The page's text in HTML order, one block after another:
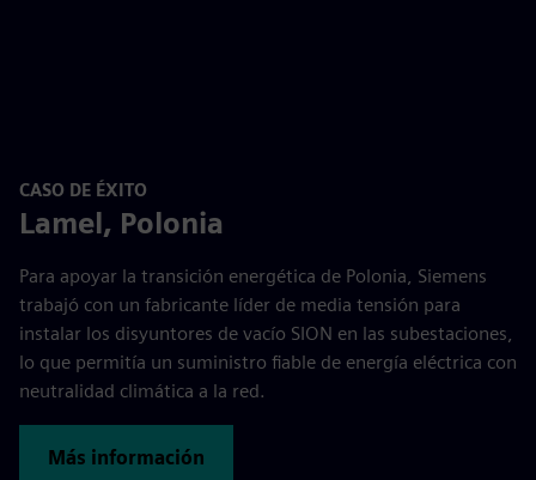
CASO DE ÉXITO
Lamel, Polonia
Para apoyar la transición energética de Polonia, Siemens
trabajó con un fabricante líder de media tensión para
instalar los disyuntores de vacío SION en las subestaciones,
lo que permitía un suministro fiable de energía eléctrica con
neutralidad climática a la red.
Más información